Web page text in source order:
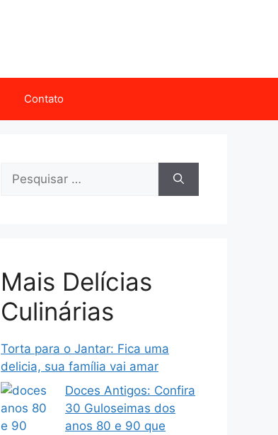
Contato
Pesquisar
Mais Delícias
Culinárias
Torta para o Jantar: Fica uma
delicia, sua família vai amar
Doces Antigos: Confira
30 Guloseimas dos
anos 80 e 90 que